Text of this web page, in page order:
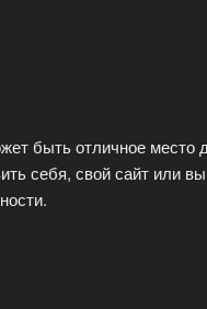
быть отличное место
себя, свой сайт или